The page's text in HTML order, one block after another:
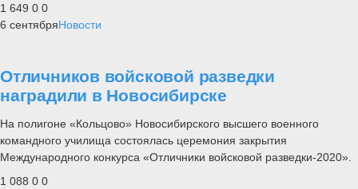
1 649 0 0
6 сентябряНовости
Отличников войсковой разведки
наградили в Новосибирске
На полигоне «Кольцово» Новосибирского высшего военного
командного училища состоялась церемония закрытия
Международного конкурса «Отличники войсковой разведки-2020».
1 088 0 0